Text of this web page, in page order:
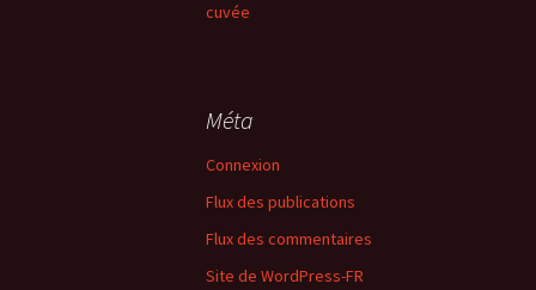
:cuvée
Méta
Connexion
Flux des publications
Flux des commentaires
Site de WordPress-FR